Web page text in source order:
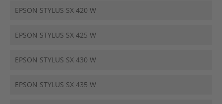
EPSON STYLUS SX 420 W
EPSON STYLUS SX 425 W
EPSON STYLUS SX 430 W
EPSON STYLUS SX 435 W